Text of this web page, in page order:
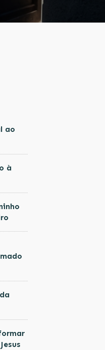
ao
à